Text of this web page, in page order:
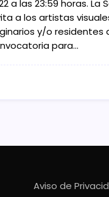
a las 23:59 horas.
a los artistas
y/o residentes
para…
Aviso de